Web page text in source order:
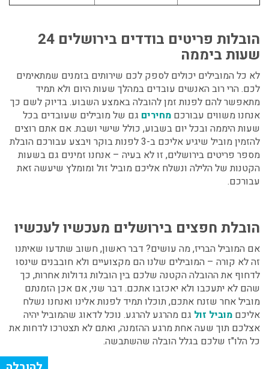
הובלות פריטים בודדים בירושלים 24
שעות ביממה
לא כל המובילים יכולים לספק לכם שירותים בזמנים שמתאימים
לכם. הרי רוב האנשים עובדים במהלך שעות היום ולא תמיד
מתאפשר להם לפנות זמן להובלה באמצע השבוע. בדיוק לשם כך
אנחנו משווים עבורכם מחירים גם של מובילים שעובדים בכל
שעות היממה ובכל יום בשבוע, כולל שישי ושבת. אם אתם רוצים
להזמין מוביל שיגיע אליכם ב-3 לפנות בוקר ויבצע עבורכם הובלת
מספר פריטים בירושלים, זו לא בעיה – אנחנו זמינים גם בשעות
הקטנות של הלילה ונשלח אליכם מוביל זול ומומלץ שיעשה זאת
עבורכם.
הובלת חפצים בירושלים מעכשיו לעכשיו
אם המוביל הבריז, מה עושים? דבר ראשון, חשוב שתדעו שאיתנו
זה לא קורה – המובילים שלנו הם מקצועיים ולא חובבנים שינסו
לדחוף את ההובלה הקטנה שלכם בין הובלות גדולות אחרות, כך
שהם לא יתעכבו ולא יאכזבו אתכם. דבר שני, אם אכן הזמנתם
מוביל אחר שזנח אתכם, תוכלו תמיד לפנות אלינו ואנחנו נשלח
אליכם מוביל זול גם מהרגע להרגע. נוכל לדאוג שהמוביל יהיה
אצלכם תוך שעה אחת מרגע ההזמנה, ואתם לא תצטרכו לדחות את
כל הלו"ז שלכם בגלל הובלה שהשתבשה.